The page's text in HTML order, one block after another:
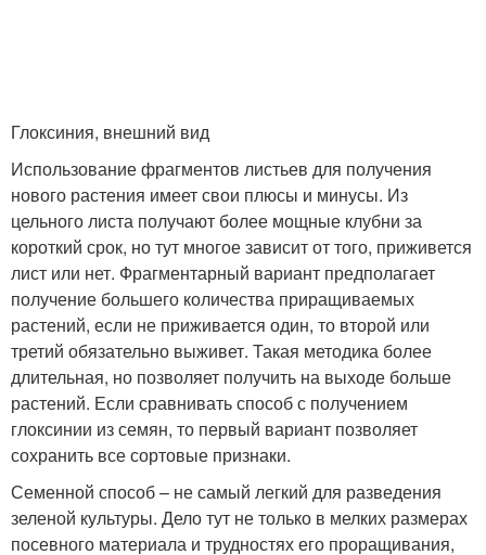
Глоксиния, внешний вид
Использование фрагментов листьев для получения
нового растения имеет свои плюсы и минусы. Из
цельного листа получают более мощные клубни за
короткий срок, но тут многое зависит от того, приживется
лист или нет. Фрагментарный вариант предполагает
получение большего количества приращиваемых
растений, если не приживается один, то второй или
третий обязательно выживет. Такая методика более
длительная, но позволяет получить на выходе больше
растений. Если сравнивать способ с получением
глоксинии из семян, то первый вариант позволяет
сохранить все сортовые признаки.
Семенной способ – не самый легкий для разведения
зеленой культуры. Дело тут не только в мелких размерах
посевного материала и трудностях его проращивания,